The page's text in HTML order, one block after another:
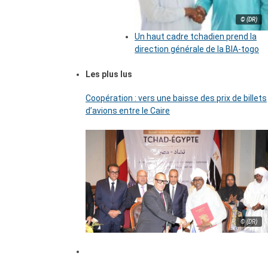
© (DR)
Un haut cadre tchadien prend la
direction générale de la BIA-togo
Les plus lus
Coopération : vers une baisse des prix de billets
d’avions entre le Caire
© (DR)